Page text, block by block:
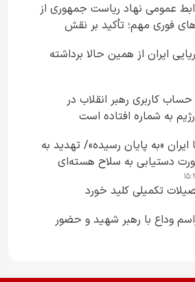
عمومی نهاد ریاست جمهوری از
فوری مهم؛ تأکید بر نقش
مسئول در ارتقای آگاهی عمومی
ایران از همین حالا برداشته
کاربری رهبر انقلاب در
به شماره افتاده است​
«به پایان رسیده»/ تهدید به
دستیابی به سلاح هسته‌ای
تکمیلی کلید خورد
وداع با رهبر شهید و حضور